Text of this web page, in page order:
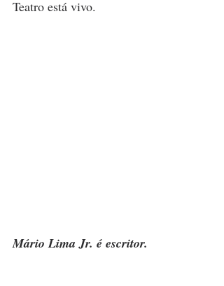
Teatro está vivo.
Mário Lima Jr. é escritor.